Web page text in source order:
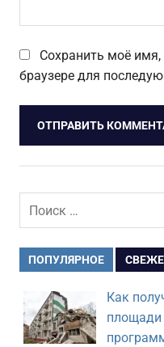
Сохранить моё имя,
браузере для
Поиск
ПОПУЛЯРНОЕ
Как
площади